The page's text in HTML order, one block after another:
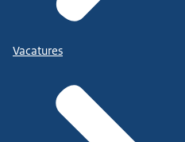
Vacatures